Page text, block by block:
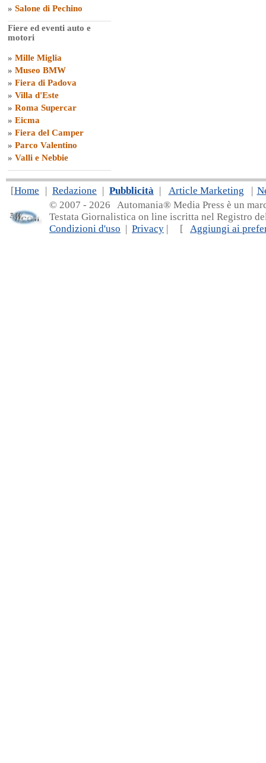
» Salone di Pechino
Fiere ed eventi auto e
motori
» Mille Miglia
» Museo BMW
» Fiera di Padova
» Villa d'Este
» Roma Supercar
» Eicma
» Fiera del Camper
» Parco Valentino
» Valli e Nebbie
[Home | Redazione | Pubblicità | Article Marketing |
© 2007 - 2026 Automania® Media Press è un
Testata Giornalistica on line iscritta nel Registro
Condizioni d'uso | Privacy | [ Aggiungi ai